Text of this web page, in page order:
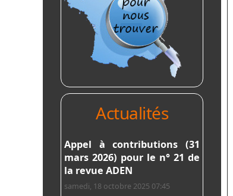
Actualités
Appel à contributions (31
mars 2026) pour le n° 21 de
la revue ADEN
samedi, 18 octobre 2025 07:45